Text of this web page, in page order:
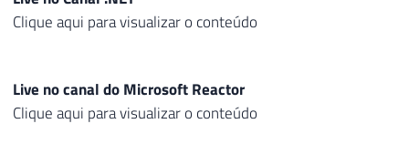
Clique aqui para visualizar o conteúdo
Live no canal do Microsoft Reactor
Clique aqui para visualizar o conteúdo